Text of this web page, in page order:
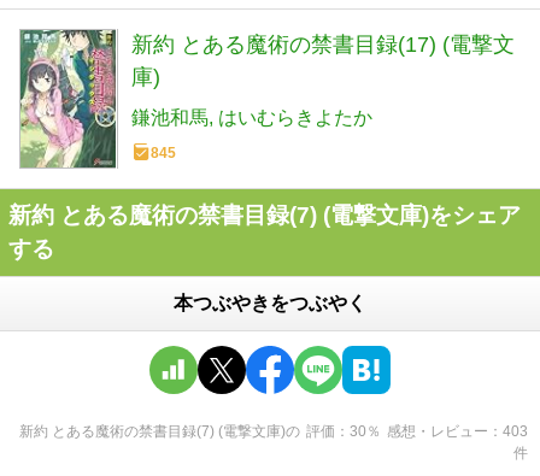
新約 とある魔術の禁書目録(17) (電撃文
庫)
鎌池和馬 はいむらきよたか
845
新約 とある魔術の禁書目録(7) (電撃文庫)をシェア
する
本つぶやきをつぶやく
新約 とある魔術の禁書目録(7) (電撃文庫)の 評価 30 ％ 感想・レビュー
403
件